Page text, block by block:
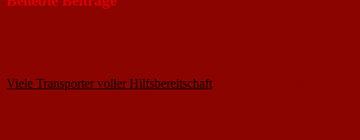
Viele Transporter voller Hilfsbereitschaft